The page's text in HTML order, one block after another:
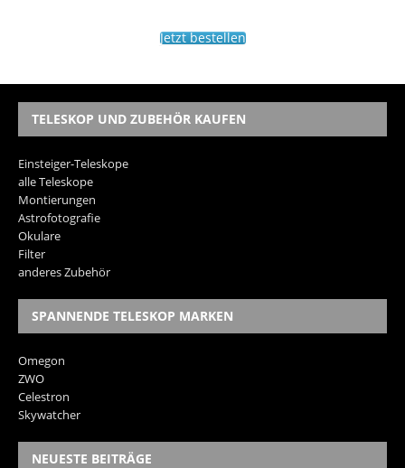
Jetzt bestellen
TELESKOP UND ZUBEHÖR KAUFEN
Einsteiger-Teleskope
alle Teleskope
Montierungen
Astrofotografie
Okulare
Filter
anderes Zubehör
SPANNENDE TELESKOP MARKEN
Omegon
ZWO
Celestron
Skywatcher
NEUESTE BEITRÄGE